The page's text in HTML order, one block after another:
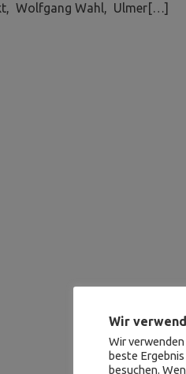
Wolfgang Wahl, Ulmer[…]
Wir
Wir
beste
besuchen.